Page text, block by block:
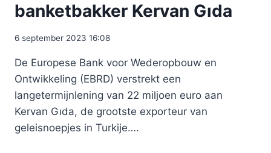
banketbakker Kervan Gıda
6 september 2023 16:08
De Europese Bank voor Wederopbouw en
Ontwikkeling (EBRD) verstrekt een
langetermijnlening van 22 miljoen euro aan
Kervan Gıda, de grootste exporteur van
geleisnoepjes in Turkije….